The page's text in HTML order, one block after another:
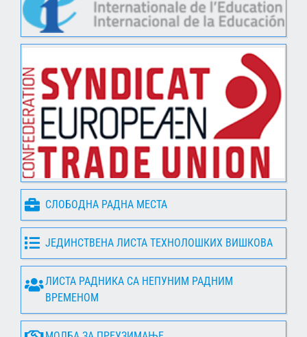
СЛОБОДНА РАДНА МЕСТА
ЈЕДИНСТВЕНА ЛИСТА ТЕХНОЛОШКИХ ВИШКОВА
ЛИСТА РАДНИКА СА НЕПУНИМ РАДНИМ
ВРЕМЕНОМ